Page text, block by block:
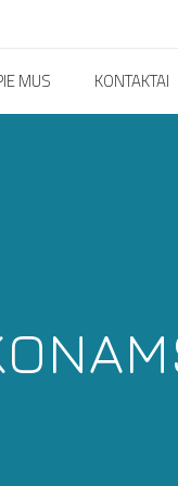
MUS KONTAKTAI